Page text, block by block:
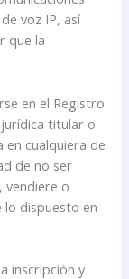
voz IP, así
que la
en el Registro
titular o
cualquiera de
de no ser
o
lo dispuesto en
inscripción y